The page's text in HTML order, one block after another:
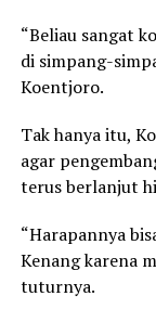
“Beliau sangat
di simpang-
Koentjoro.
Tak hanya itu,
agar
terus berlanjut
“Harapannya
Kenang karena
tuturnya.